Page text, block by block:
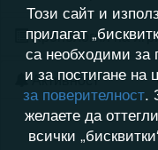
Хронология на
Активност
Този сайт и
прилагат
са необходими за
и за постигане на
за поверителност.
желаете да
всички